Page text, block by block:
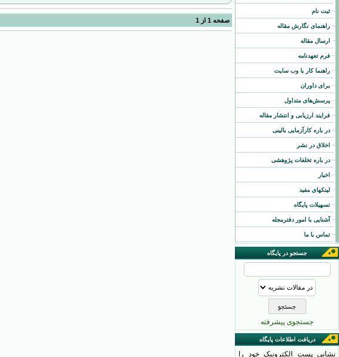
ثبت نام
راهنمای نگارش مقاله
ارسال مقاله
فرم تعهدنامه
راهنما کار با وب سایت
برای داوران
پرسش‌های متداول
فرایند ارزیابی و انتشار مقاله
در باره کارآزمایی بالینی
اخلاق در نشر
در باره تخلفات پژوهشی
اخبار
لینکهای مفید
تسهیلات پایگاه
آشنایی با امور دفترمجله
تماس با ما
جستجو در پایگاه
جستجوی پیشرفته
دریافت اطلاعات پایگاه
نشانی پست الکترونیک خود را
صفحه 1 از 1